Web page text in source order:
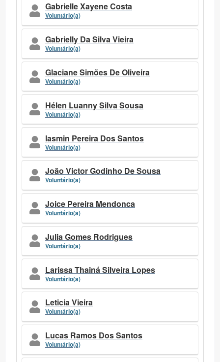
Gabrielle Xayene Costa
Voluntário(a)
Gabrielly Da Silva Vieira
Voluntário(a)
Glaciane Simões De Oliveira
Voluntário(a)
Hélen Luanny Silva Sousa
Voluntário(a)
Iasmin Pereira Dos Santos
Voluntário(a)
João Victor Godinho De Sousa
Voluntário(a)
Joice Pereira Mendonca
Voluntário(a)
Julia Gomes Rodrigues
Voluntário(a)
Larissa Thainá Silveira Lopes
Voluntário(a)
Leticia Vieira
Voluntário(a)
Lucas Ramos Dos Santos
Voluntário(a)